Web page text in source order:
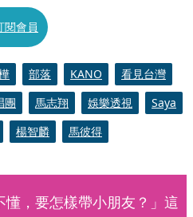
閱會員
部落 KANO
看見台灣
團 馬志翔 娛樂透視
Saya
楊智麟 馬彼得
懂，要怎樣帶小朋友？」這